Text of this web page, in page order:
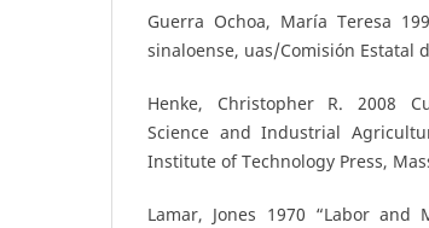
Guerra Ochoa, María Teresa
sinaloense, uas/Comisión Estatal
Henke, Christopher R. 2008
Science and Industrial
Institute of Technology Press,
Lamar, Jones 1970 “Labor and